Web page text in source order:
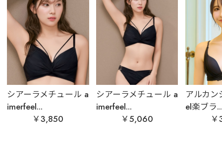
シアーラメチュール a
imerfeel...
￥3,850
シアーラメチュール a
imerfeel...
￥5,060
アルカン
el楽ブラ